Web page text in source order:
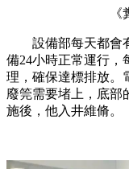
設備部每天都會有
備24小時正常運行，
理，確保達標排放。
廢筦需要堵上，底部
施後，他入井維脩。